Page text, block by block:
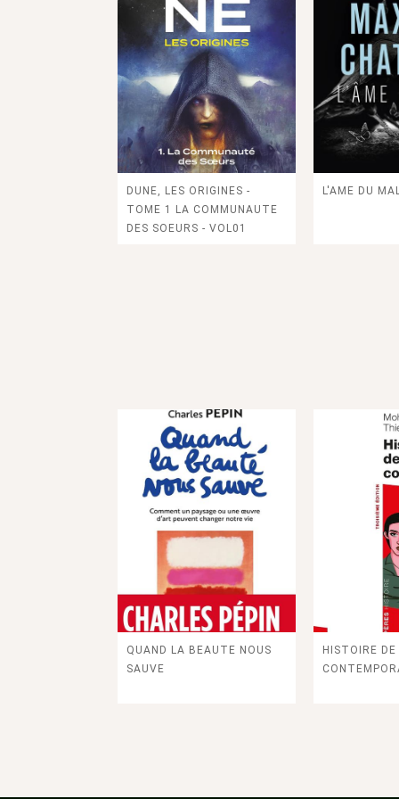
DUNE, LES ORIGINES -
TOME 1 LA COMMUNAUTE
DES SOEURS - VOL01
L'AME DU
QUAND LA BEAUTE NOUS
SAUVE
HISTOIRE